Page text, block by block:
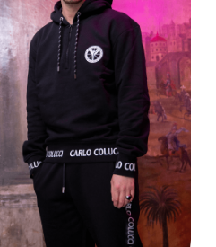
Website